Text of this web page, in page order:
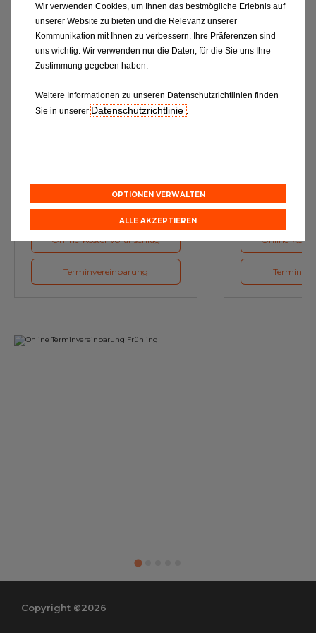
Online-Kostenvoranschlag
Terminvereinbarung
Online-
Copyright ©2026
Wir verwenden Cookies, um Ihnen das bestmögliche Erlebnis auf
unserer Website zu bieten und die Relevanz unserer
Kommunikation mit Ihnen zu verbessern. Ihre Präferenzen sind
uns wichtig. Wir verwenden nur die Daten, für die Sie uns Ihre
Zustimmung gegeben haben.
Weitere Informationen zu unseren Datenschutzrichtlinien finden
Sie in unsererDatenschutzrichtlinie .
OPTIONEN VERWALTEN
ALLE AKZEPTIEREN